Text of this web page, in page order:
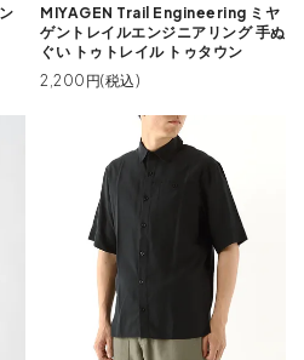
MIYAGEN Trail Engineering ミヤ
ゲントレイルエンジニアリング 手ぬ
ぐい トゥトレイル トゥタウン
2,200円(税込)